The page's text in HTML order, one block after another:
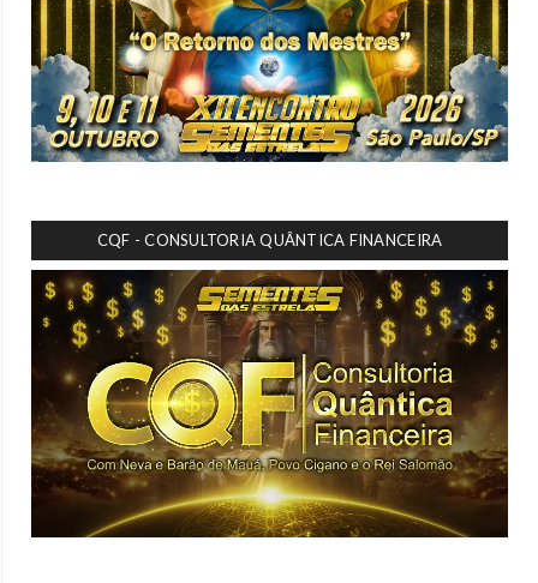
CQF - CONSULTORIA QUÂNTICA FINANCEIRA